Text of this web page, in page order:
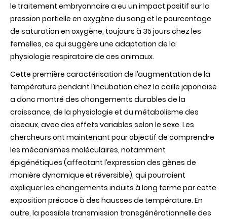
le traitement embryonnaire a eu un impact positif sur la
pression partielle en oxygène du sang et le pourcentage
de saturation en oxygène, toujours à 35 jours chez les
femelles, ce qui suggère une adaptation de la
physiologie respiratoire de ces animaux.
Cette première caractérisation de l’augmentation de la
température pendant l’incubation chez la caille japonaise
a donc montré des changements durables de la
croissance, de la physiologie et du métabolisme des
oiseaux, avec des effets variables selon le sexe. Les
chercheurs ont maintenant pour objectif de comprendre
les mécanismes moléculaires, notamment
épigénétiques (affectant l’expression des gènes de
manière dynamique et réversible), qui pourraient
expliquer les changements induits à long terme par cette
exposition précoce à des hausses de température. En
outre, la possible transmission transgénérationnelle des